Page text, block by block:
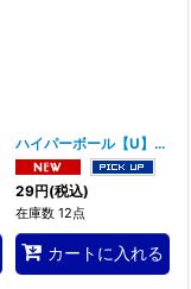
[SV1V]
ハイパーボール【U】〈070/078〉(グッズ)
29円(税込)
在庫数 12点
カートに入れる